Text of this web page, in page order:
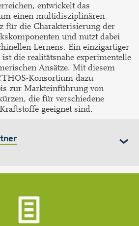
entwickelt das
einen multidisziplinären
für die Charakterisierung der
und nutzt dabei
Lernens. Ein einzigartiger
die realitätsnahe experimentelle
Ansätze. Mit diesem
Konsortium dazu
zur Markteinführung von
die für verschiedene
geeignet sind.